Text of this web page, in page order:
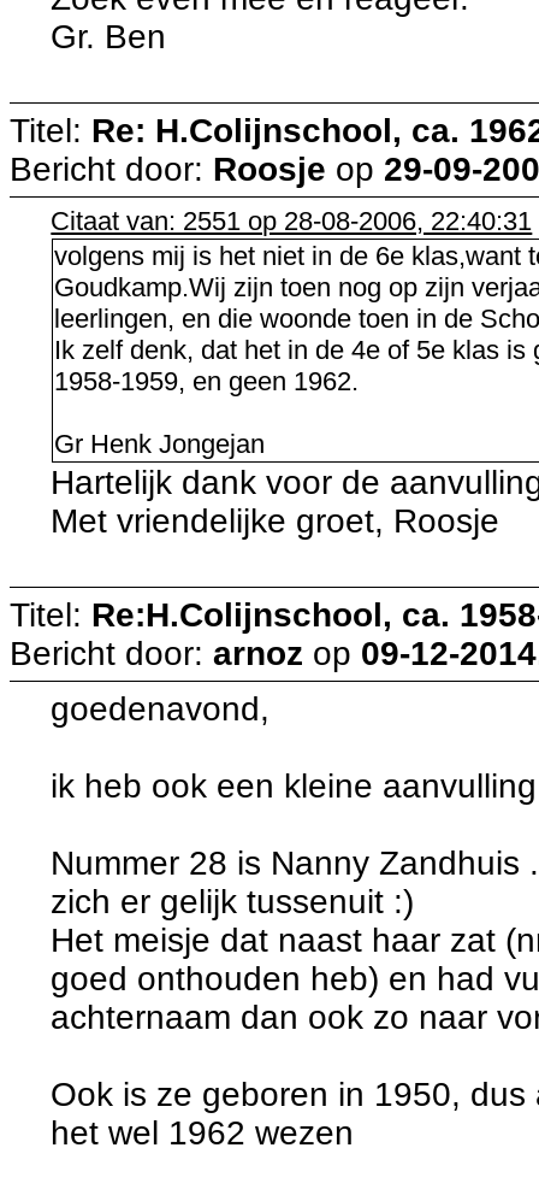
Gr. Ben
Titel: Re: H.Colijnschool, ca.
Bericht door: Roosje op 29-09-
Citaat van: 2551 op 28-08-2006, 22:40:31
volgens mij is het niet in de 6e klas,want
Goudkamp.Wij zijn toen nog op zijn
leerlingen, en die woonde toen in de
Ik zelf denk, dat het in de 4e of 5e klas
1958-1959, en geen 1962.
Gr Henk Jongejan
Hartelijk dank voor de
Met vriendelijke groet, Roosje
Titel: Re:H.Colijnschool, ca.
Bericht door: arnoz op 09-12-
goedenavond,
ik heb ook een kleine
Nummer 28 is Nanny
zich er gelijk tussenuit :)
Het meisje dat naast haar zat
goed onthouden heb) en had
achternaam dan ook zo naar
Ook is ze geboren in 1950,
het wel 1962 wezen